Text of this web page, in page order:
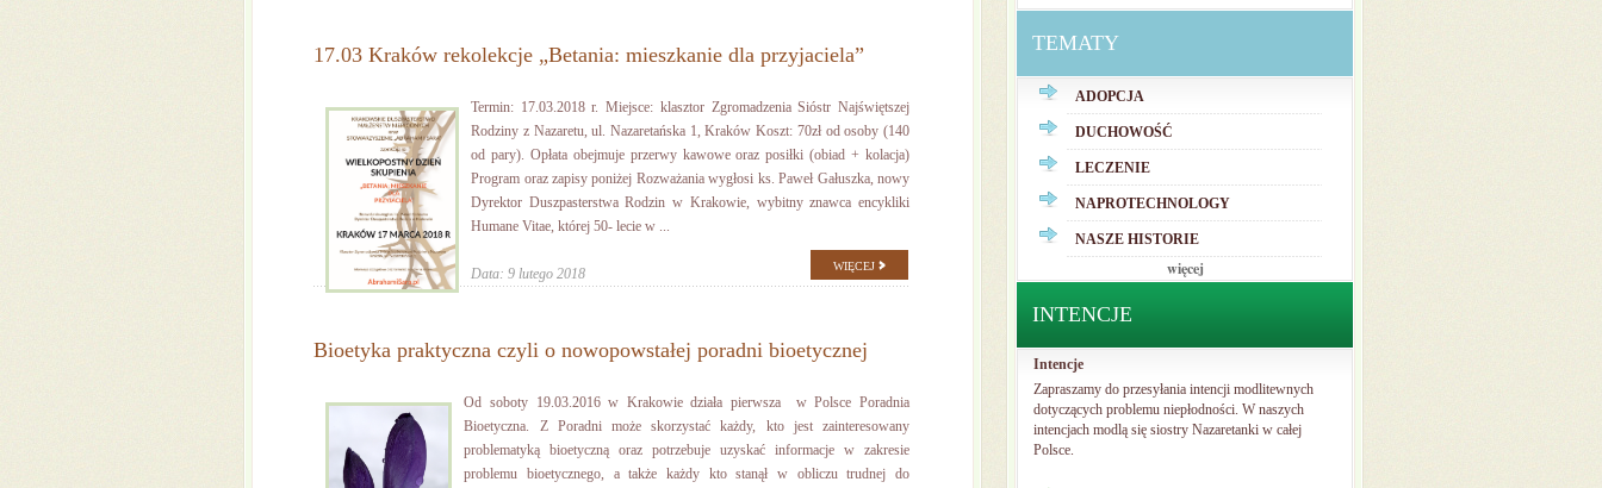
17.03 Kraków rekolekcje „Betania: mieszkanie dla przyjaciela”
Termin: 17.03.2018 r. Miejsce: klasztor Zgromadzenia Sióstr Najświętszej
Rodziny z Nazaretu, ul. Nazaretańska 1, Kraków Koszt: 70zł od osoby (140
od pary). Opłata obejmuje przerwy kawowe oraz posiłki (obiad + kolacja)
Program oraz zapisy poniżej Rozważania wygłosi ks. Paweł Gałuszka, nowy
Dyrektor Duszpasterstwa Rodzin w Krakowie, wybitny znawca encykliki
Humane Vitae, której 50- lecie w ...
Data: 9 lutego 2018 WIĘCEJ
Bioetyka praktyczna czyli o nowopowstałej poradni bioetycznej
Od soboty 19.03.2016 w Krakowie działa pierwsza w Polsce Poradnia
Bioetyczna. Z Poradni może skorzystać każdy, kto jest zainteresowany
problematyką bioetyczną oraz potrzebuje uzyskać informacje w zakresie
problemu bioetycznego, a także każdy kto stanął w obliczu trudnej do
TEMATY
ADOPCJA
DUCHOWOŚĆ
LECZENIE
NAPROTECHNOLOGY
NASZE HISTORIE
więcej
INTENCJE
Intencje
Zapraszamy do przesyłania intencji modlitewnych
dotyczących problemu niepłodności. W naszych
intencjach modlą się siostry Nazaretanki w całej
Polsce.